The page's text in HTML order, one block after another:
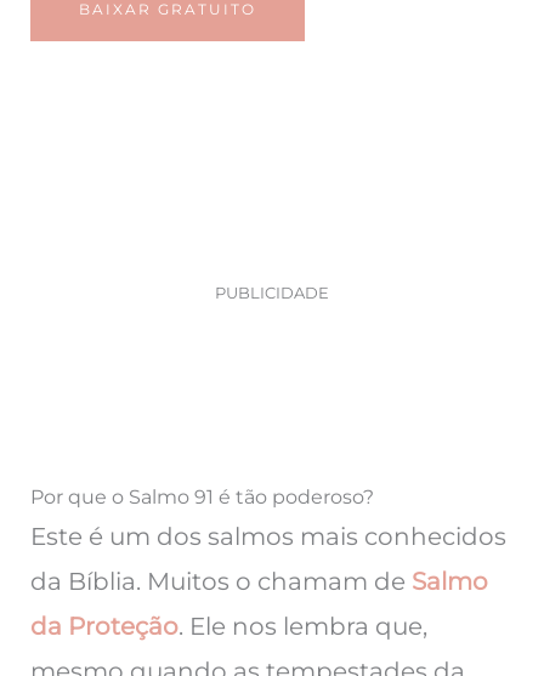
BAIXAR GRATUITO
PUBLICIDADE
Por que o Salmo 91 é tão poderoso?
Este é um dos salmos mais conhecidos
da Bíblia. Muitos o chamam de Salmo
da Proteção. Ele nos lembra que,